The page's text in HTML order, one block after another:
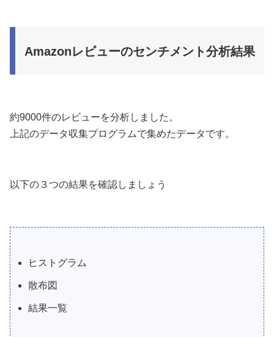
Amazonレビューのセンチメント分析結果
約9000件のレビューを分析しました。
上記のデータ収集プログラムで集めたデータです。
以下の３つの結果を確認しましょう
ヒストグラム
散布図
結果一覧